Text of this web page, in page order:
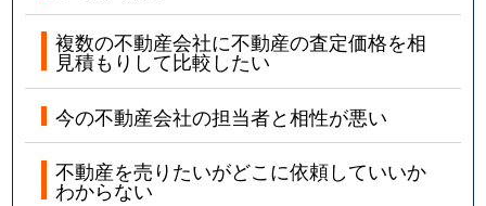
複数の不動産会社に不動産の査定価格を相
見積もりして比較したい
今の不動産会社の担当者と相性が悪い
不動産を売りたいがどこに依頼していいか
わからない